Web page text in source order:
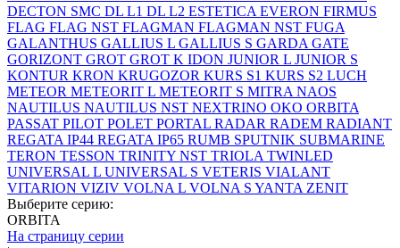
DECTON SMC DL L1 DL L2 ESTETICA EVERON FIRMUS
FLAG FLAG NST FLAGMAN FLAGMAN NST FUGA
GALANTHUS GALLIUS L GALLIUS S GARDA GATE
GORIZONT GROT GROT K IDON JUNIOR L JUNIOR S
KONTUR KRON KRUGOZOR KURS S1 KURS S2 LUCH
METEOR METEORIT L METEORIT S MITRA NAOS
NAUTILUS NAUTILUS NST NEXTRINO OKO ORBITA
PASSAT PILOT POLET PORTAL RADAR RADEM RADIANT
REGATA IP44 REGATA IP65 RUMB SPUTNIK SUBMARINE
TERON TESSON TRINITY NST TRIOLA TWINLED
UNIVERSAL L UNIVERSAL S VETERIS VIALANT
VITARION VIZIV VOLNA L VOLNA S YANTA ZENIT
Выберите серию:
ORBITA
На страницу серии